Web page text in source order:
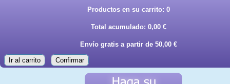
Productos en su carrito: 0
Total acumulado: 0,00 €
Envío gratis a partir de 50,00 €
Ir al carrito Confirmar